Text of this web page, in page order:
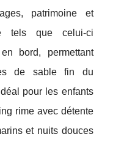
patrimoine et
tels que celui-ci
bord, permettant
de sable fin du
pour les enfants
rime avec détente
et nuits douces